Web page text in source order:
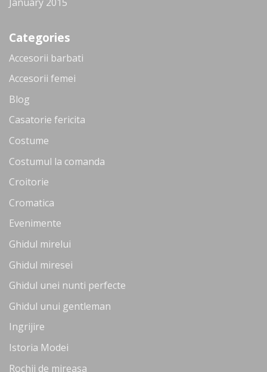
January 2015
Categories
Accesorii barbati
Accesorii femei
Blog
Casatorie fericita
Costume
Costumul la comanda
Croitorie
Cromatica
Evenimente
Ghidul mirelui
Ghidul miresei
Ghidul unei nunti perfecte
Ghidul unui gentleman
Ingrijire
Istoria Modei
Rochii de mireasa